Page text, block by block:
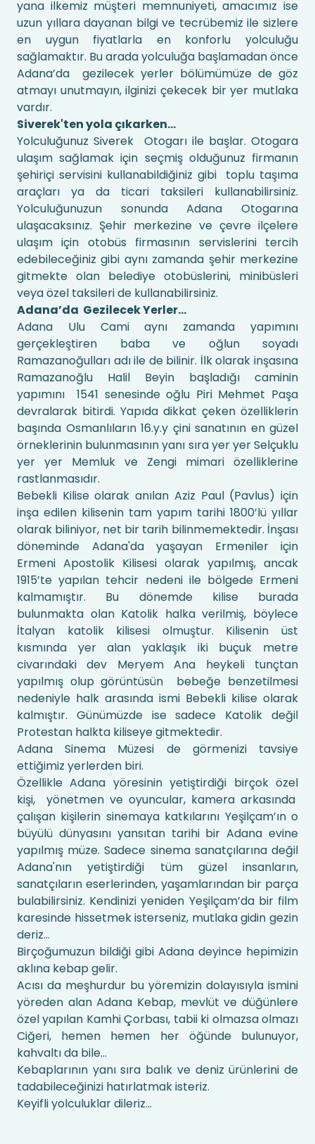
yana ilkemiz müşteri memnuniyeti, amacımız ise
uzun yıllara dayanan bilgi ve tecrübemiz ile sizlere
en uygun fiyatlarla en konforlu yolculuğu
sağlamaktır. Bu arada yolculuğa başlamadan önce
Adana’da gezilecek yerler bölümümüze de göz
atmayı unutmayın, ilginizi çekecek bir yer mutlaka
vardır.
Siverek'ten yola çıkarken...
Yolculuğunuz Siverek Otogarı ile başlar. Otogara
ulaşım sağlamak için seçmiş olduğunuz firmanın
şehiriçi servisini kullanabildiğiniz gibi toplu taşıma
araçları ya da ticari taksileri kullanabilirsiniz.
Yolculuğunuzun sonunda Adana Otogarına
ulaşacaksınız. Şehir merkezine ve çevre ilçelere
ulaşım için otobüs firmasının servislerini tercih
edebileceğiniz gibi aynı zamanda şehir merkezine
gitmekte olan belediye otobüslerini, minibüsleri
veya özel taksileri de kullanabilirsiniz.
Adana’da Gezilecek Yerler…
Adana Ulu Cami aynı zamanda yapımını
gerçekleştiren baba ve oğlun soyadı
Ramazanoğulları adı ile de bilinir. İlk olarak inşasına
Ramazanoğlu Halil Beyin başladığı caminin
yapımını 1541 senesinde oğlu Piri Mehmet Paşa
devralarak bitirdi. Yapıda dikkat çeken özelliklerin
başında Osmanlıların 16.y.y çini sanatının en güzel
örneklerinin bulunmasının yanı sıra yer yer Selçuklu
yer yer Memluk ve Zengi mimari özelliklerine
rastlanmasıdır.
Bebekli Kilise olarak anılan Aziz Paul (Pavlus) için
inşa edilen kilisenin tam yapım tarihi 1800’lü yıllar
olarak biliniyor, net bir tarih bilinmemektedir. İnşası
döneminde Adana'da yaşayan Ermeniler için
Ermeni Apostolik Kilisesi olarak yapılmış, ancak
1915’te yapılan tehcir nedeni ile bölgede Ermeni
kalmamıştır. Bu dönemde kilise burada
bulunmakta olan Katolik halka verilmiş, böylece
İtalyan katolik kilisesi olmuştur. Kilisenin üst
kısmında yer alan yaklaşık iki buçuk metre
civarındaki dev Meryem Ana heykeli tunçtan
yapılmış olup görüntüsün bebeğe benzetilmesi
nedeniyle halk arasında ismi Bebekli kilise olarak
kalmıştır. Günümüzde ise sadece Katolik değil
Protestan halkta kiliseye gitmektedir.
Adana Sinema Müzesi de görmenizi tavsiye
ettiğimiz yerlerden biri.
Özellikle Adana yöresinin yetiştirdiği birçok özel
kişi, yönetmen ve oyuncular, kamera arkasında
çalışan kişilerin sinemaya katkılarını Yeşilçam’ın o
büyülü dünyasını yansıtan tarihi bir Adana evine
yapılmış müze. Sadece sinema sanatçılarına değil
Adana'nın yetiştirdiği tüm güzel insanların,
sanatçıların eserlerinden, yaşamlarından bir parça
bulabilirsiniz. Kendinizi yeniden Yeşilçam’da bir film
karesinde hissetmek isterseniz, mutlaka gidin gezin
deriz…
Birçoğumuzun bildiği gibi Adana deyince hepimizin
aklına kebap gelir.
Acısı da meşhurdur bu yöremizin dolayısıyla ismini
yöreden alan Adana Kebap, mevlüt ve düğünlere
özel yapılan Kamhi Çorbası, tabii ki olmazsa olmazı
Ciğeri, hemen hemen her öğünde bulunuyor,
kahvaltı da bile…
Kebaplarının yanı sıra balık ve deniz ürünlerini de
tadabileceğinizi hatırlatmak isteriz.
Keyifli yolculuklar dileriz...